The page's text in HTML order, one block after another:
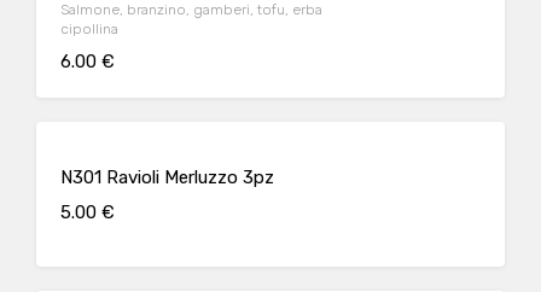
Salmone, branzino, gamberi, tofu, erba
cipollina
6.00 €
N301 Ravioli Merluzzo 3pz
5.00 €